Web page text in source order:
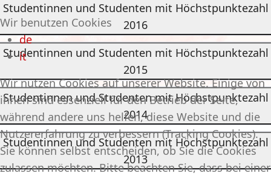
Studentinnen und Studenten mit Höchstpunktezahl
2016
Studentinnen und Studenten mit Höchstpunktezahl
2015
Studentinnen und Studenten mit Höchstpunktezahl
2014
Studentinnen und Studenten mit Höchstpunktezahl
2013
Wir benutzen Cookies
de
it
Wir nutzen Cookies auf unserer Website. Einige von
ihnen sind essenziell für den Betrieb der Seite,
während andere uns helfen, diese Website und die
Nutzererfahrung zu verbessern (Tracking Cookies).
Sie können selbst entscheiden, ob Sie die Cookies
zulassen möchten. Bitte beachten Sie, dass bei einer